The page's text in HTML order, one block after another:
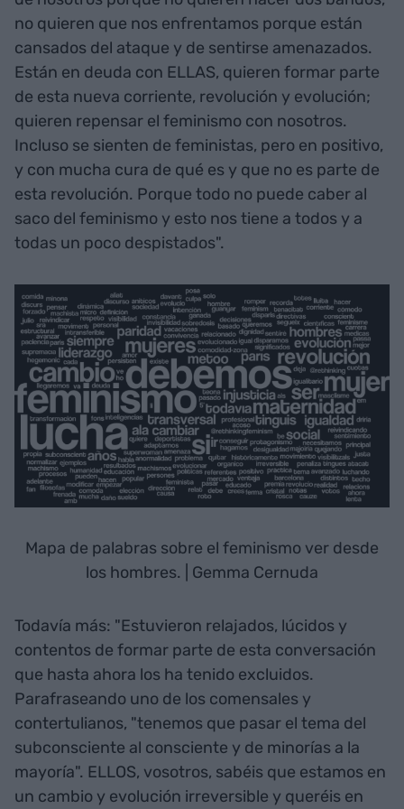
no quieren que nos enfrentamos porque están
cansados del ataque y de sentirse amenazados.
Están en deuda con ELLAS, quieren formar parte
de esta nueva corriente, revolución y evolución;
quieren repensar el feminismo con nosotros.
Incluso se sienten de feministas, pero en positivo,
y con mucha cura de qué es y que no es parte de
esta revolución. Porque todo no puede caber al
saco del feminismo y esto nos tiene a todos y a
todas un poco despistados".
Mapa de palabras sobre el feminismo ver desde
los hombres. | Gemma Cernuda
Todavía más: "Estuvieron relajados, lúcidos y
contentos de formar parte de esta conversación
que hasta ahora los ha tenido excluidos.
Parafraseando uno de los comensales y
contertulianos, "tenemos que pasar el tema del
subconsciente al consciente y de minorías a la
mayoría". ELLOS, vosotros, sabéis que estamos en
un cambio y evolución irreversible y queréis en